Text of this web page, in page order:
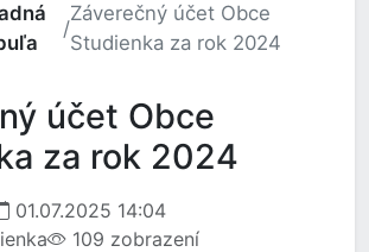
/
Záverečný účet Obce
Studienka za rok 2024
účet Obce
za rok 2024
01.07.2025 14:04
109 zobrazení